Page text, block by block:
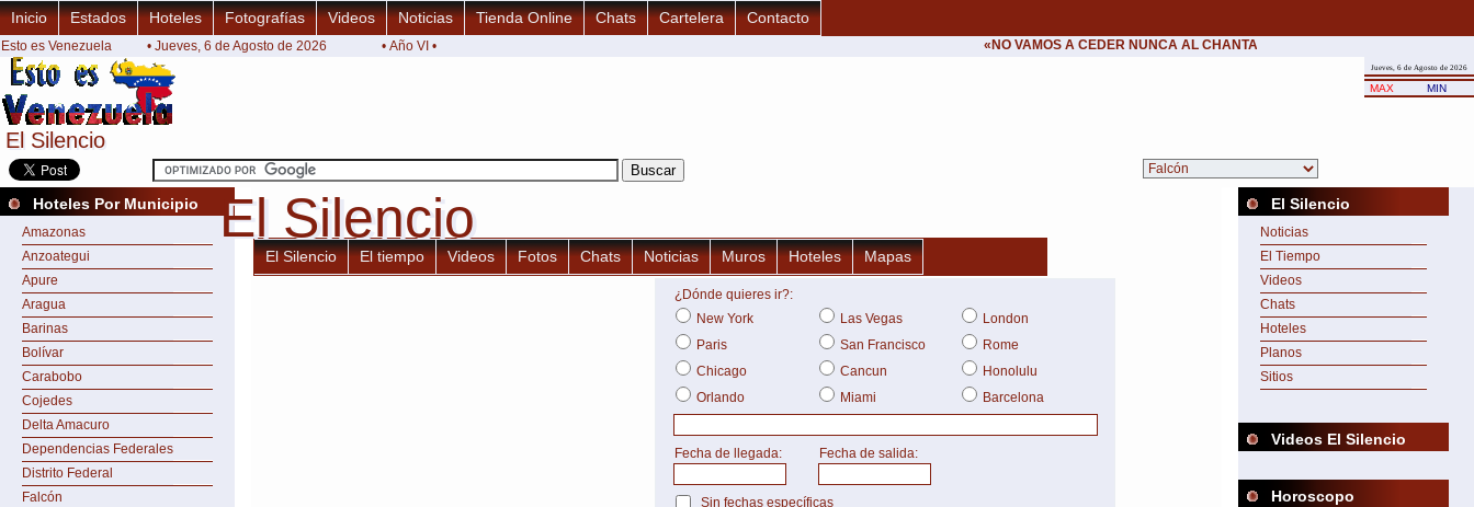
El Silencio
El Silencio
Inicio Estados Hoteles Fotografías Videos Noticias Tienda Online Chats Cartelera Contacto
Esto es Venezuela • Jueves, 6 de Agosto de 2026 • Año VI • «NO VAMOS A CEDER NUNCA AL CHANTAJE DEL TERROR.»
Jueves, 6 de Agosto de 2026
MAX MIN
Hoteles Por Municipio
Amazonas
Anzoategui
Apure
Aragua
Barinas
Bolívar
Carabobo
Cojedes
Delta Amacuro
Dependencias Federales
Distrito Federal
Falcón
El Silencio
El Silencio
El Silencio El tiempo Videos Fotos Chats Noticias Muros Hoteles Mapas
¿Dónde quieres ir?:
New York
Las Vegas
London
Paris
San Francisco
Rome
Chicago
Cancun
Honolulu
Orlando
Miami Barcelona
Fecha de llegada: Fecha de salida:
Sin fechas específicas
El Silencio
Noticias
El Tiempo
Videos
Chats
Hoteles
Planos
Sitios
Videos El Silencio
Horoscopo